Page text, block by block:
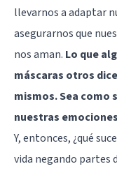
llevarnos a adaptar
asegurarnos que
nos aman. Lo que
máscaras otros
mismos. Sea como
nuestras
Y, entonces, ¿qué
vida negando partes